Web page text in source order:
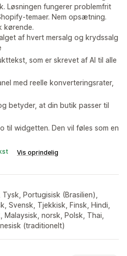
Løsningen fungerer problemfrit
temaer. Nem opsætning.
kørende.
af hvert mersalg og krydssalg
som er skrevet af AI til alle
med reelle konverteringsrater,
betyder, at din butik passer til
til widgetten. Den vil føles som en
Vis oprindelig
Portugisisk (Brasilien),
Svensk, Tjekkisk, Finsk, Hindi,
Malaysisk, norsk, Polsk, Thai,
(traditionelt)